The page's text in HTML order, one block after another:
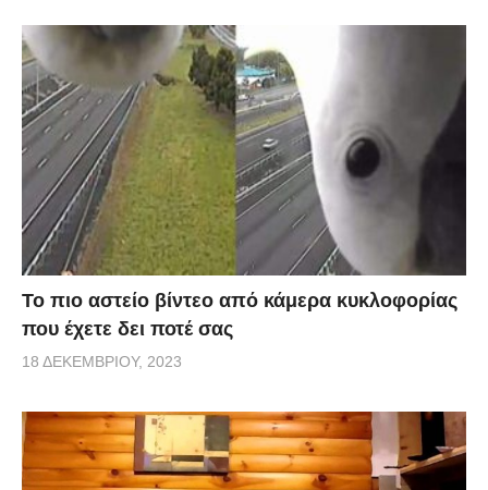
Το πιο αστείο βίντεο από κάμερα κυκλοφορίας
που έχετε δει ποτέ σας
18 ΔΕΚΕΜΒΡΊΟΥ, 2023